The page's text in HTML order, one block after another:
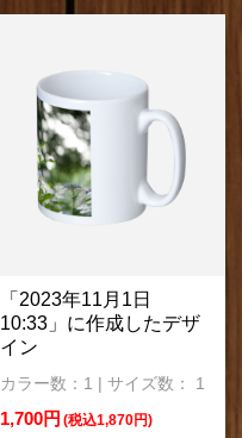
「2023年11月1日
10:33」に作成したデザ
イン
カラー数：1 | サイズ数： 1
1,700円 (税込1,870円)